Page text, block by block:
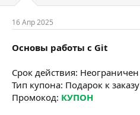
16 Апр 2025
Основы работы с Git
Срок действия: Неограничен
Тип купона: Подарок к заказу
Промокод: КУПОН